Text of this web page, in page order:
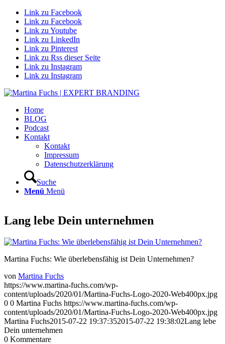
Link zu Facebook
Link zu Facebook
Link zu Youtube
Link zu LinkedIn
Link zu Pinterest
Link zu Rss dieser Seite
Link zu Instagram
Link zu Instagram
Home
BLOG
Podcast
Kontakt
Kontakt
Impressum
Datenschutzerklärung
Suche
Menü Menü
Lang lebe Dein unternehmen
Martina Fuchs: Wie überlebensfähig ist Dein Unternehmen?
von Martina Fuchs
https://www.martina-fuchs.com/wp-
content/uploads/2020/01/Martina-Fuchs-Logo-2020-Web400px.jpg
0 0 Martina Fuchs https://www.martina-fuchs.com/wp-
content/uploads/2020/01/Martina-Fuchs-Logo-2020-Web400px.jpg
Martina Fuchs2015-07-22 19:37:352015-07-22 19:38:02Lang lebe
Dein unternehmen
0 Kommentare